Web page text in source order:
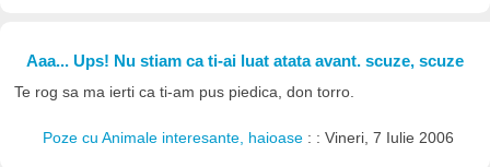
Aaa... Ups! Nu stiam ca ti-ai luat atata avant. scuze, scuze
Te rog sa ma ierti ca ti-am pus piedica, don torro.
Poze cu Animale interesante, haioase : : Vineri, 7 Iulie 2006